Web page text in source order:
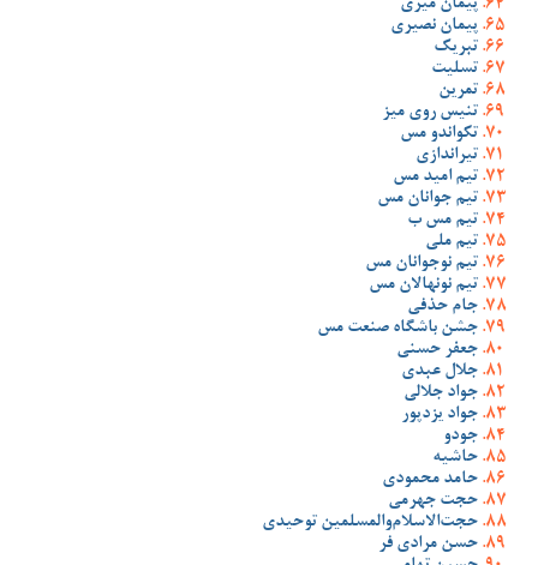
پیمان میری
پیمان نصیری
تبریک
تسلیت
تمرین
تنیس روی میز
تکواندو مس
تیراندازی
تیم امید مس
تیم جوانان مس
تیم مس ب
تیم ملی
تیم نوجوانان مس
تیم نونهالان مس
جام حذفی
جشن باشگاه صنعت مس
جعفر حسنی
جلال عبدی
جواد جلالی
جواد یزدپور
جودو
حاشیه
حامد محمودی
حجت جهرمی
حجت‌الاسلام‌والمسلمین توحیدی
حسن مرادی فر